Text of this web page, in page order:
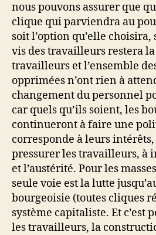
nous pouvons assurer que
clique qui parviendra au
soit l’option qu’elle
vis des travailleurs restera
travailleurs et l’ensemble
opprimées n’ont rien à
changement du personnel
car quels qu’ils soient, les
continueront à faire une
corresponde à leurs intérêts,
pressurer les travailleurs, à
et l’austérité. Pour les
seule voie est la lutte
bourgeoisie (toutes cliques
système capitaliste. Et c’est
les travailleurs, la